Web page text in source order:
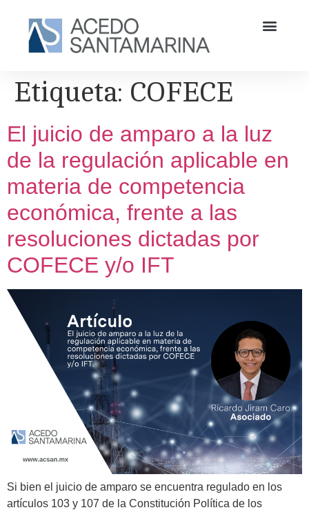
Etiqueta: COFECE
El juicio de amparo a la luz
de la regulación aplicable en
materia de competencia
económica, frente a las
resoluciones dictadas por
COFECE y/o IFT
Si bien el juicio de amparo se encuentra regulado en los
artículos 103 y 107 de la Constitución Política de los